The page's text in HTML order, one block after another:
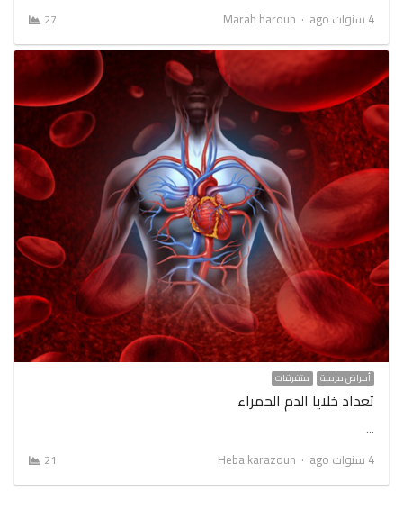
4 سنوات ago
Author
Marah haroun
27
أمراض مزمنة متفرقات
تعداد خلايا الدم الحمراء
…
4 سنوات ago
Author
Heba karazoun
21